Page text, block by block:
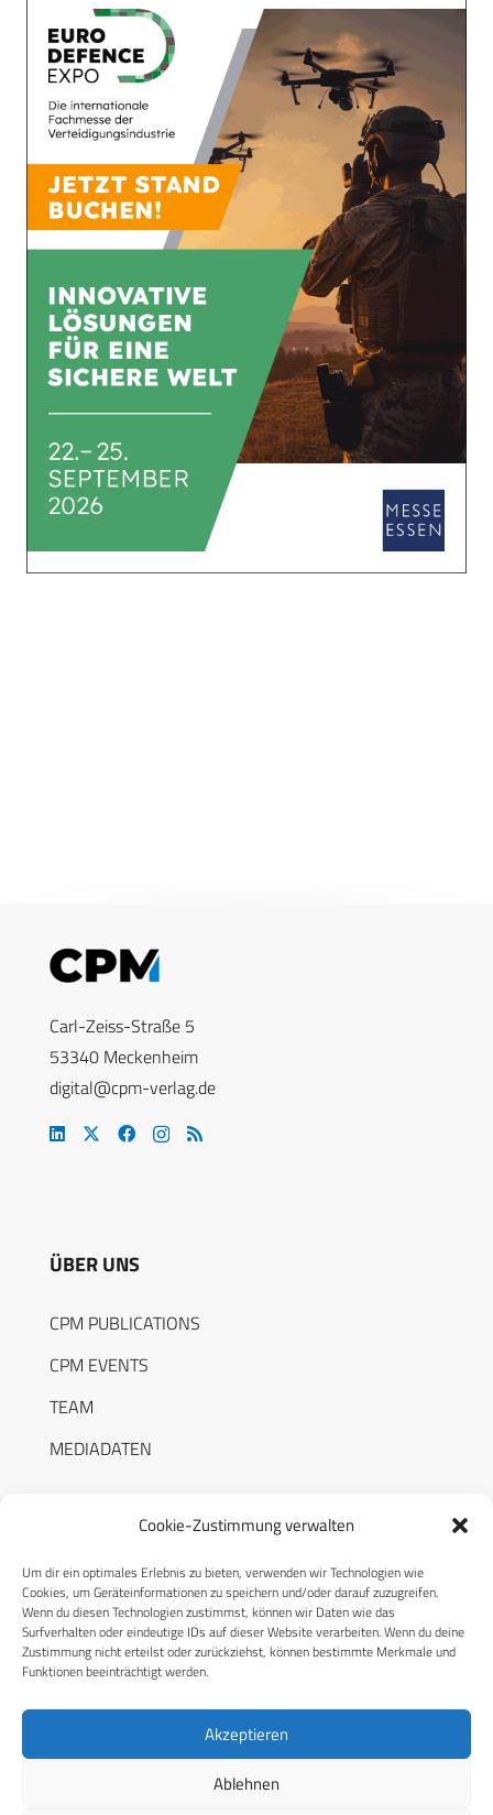
Cookie-Zustimmung verwalten
Um dir ein optimales Erlebnis zu bieten, verwenden wir Technologien wie
Cookies, um Geräteinformationen zu speichern und/oder darauf zuzugreifen.
Wenn du diesen Technologien zustimmst, können wir Daten wie das
Surfverhalten oder eindeutige IDs auf dieser Website verarbeiten. Wenn du deine
Zustimmung nicht erteilst oder zurückziehst, können bestimmte Merkmale und
Funktionen beeinträchtigt werden.
Akzeptieren
Ablehnen
Carl-Zeiss-Straße 5
53340 Meckenheim
digital@cpm-verlag.de
ÜBER UNS
CPM PUBLICATIONS
CPM EVENTS
TEAM
MEDIADATEN
RECHTLICHES
Datenschutzerklärung
Cookie-Richtlinie (EU)